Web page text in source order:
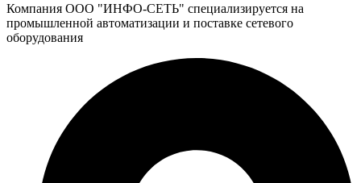
Компания ООО "ИНФО-СЕТЬ" специализируется на
промышленной автоматизации и поставке сетевого
оборудования